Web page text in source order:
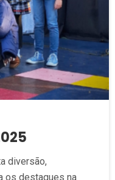
diversão,
os destaques na